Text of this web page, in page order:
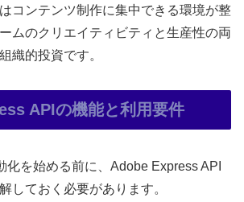
コンテンツ制作に集中できる環境が整
ムのクリエイティビティと生産性の両
織的投資です。
APIの機能と利用要件
化を始める前に、Adobe Express API
しておく必要があります。